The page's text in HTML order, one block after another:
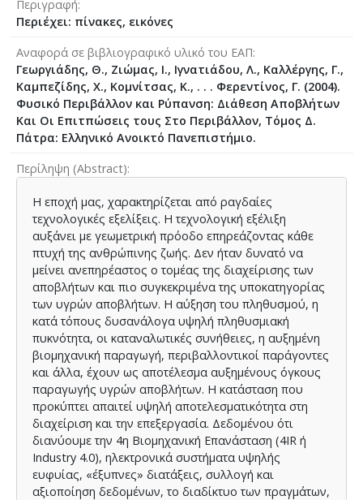
Περιγραφή
Περιέχει: πίνακες, εικόνες
Αναφορά σε βιβλιογραφικό υλικό του ΕΑΠ
Γεωργιάδης, Θ., Ζιώμας, Ι., Ιγνατιάδου, Λ., Καλλέργης, Γ.,
Καμπεζίδης, Χ., Κομνίτσας, Κ., . . . Φερεντίνος, Γ. (2004).
Φυσικό Περιβάλλον και Ρύπανση: Διάθεση Αποβλήτων
Και Οι Επιτπώσεις τους Στο Περιβάλλον, Τόμος Δ.
Πάτρα: Ελληνικό Ανοικτό Πανεπιστήμιο.
Περίληψη (Abstract)
Η εποχή μας, χαρακτηρίζεται από ραγδαίες
τεχνολογικές εξελίξεις. Η τεχνολογική εξέλιξη
αυξάνει με γεωμετρική πρόοδο επηρεάζοντας κάθε
πτυχή της ανθρώπινης ζωής. Δεν ήταν δυνατό να
μείνει ανεπηρέαστος ο τομέας της διαχείρισης των
αποβλήτων και πιο συγκεκριμένα της υποκατηγορίας
των υγρών αποβλήτων. Η αύξηση του πληθυσμού, η
κατά τόπους δυσανάλογα υψηλή πληθυσμιακή
πυκνότητα, οι καταναλωτικές συνήθειες, η αυξημένη
βιομηχανική παραγωγή, περιβαλλοντικοί παράγοντες
και άλλα, έχουν ως αποτέλεσμα αυξημένους όγκους
παραγωγής υγρών αποβλήτων. Η κατάσταση που
προκύπτει απαιτεί υψηλή αποτελεσματικότητα στη
διαχείριση και την επεξεργασία. Δεδομένου ότι
διανύουμε την 4η Βιομηχανική Επανάσταση (4IR ή
Industry 4.0), ηλεκτρονικά συστήματα υψηλής
ευφυίας, «έξυπνες» διατάξεις, συλλογή και
αξιοποίηση δεδομένων, το διαδίκτυο των πραγμάτων,